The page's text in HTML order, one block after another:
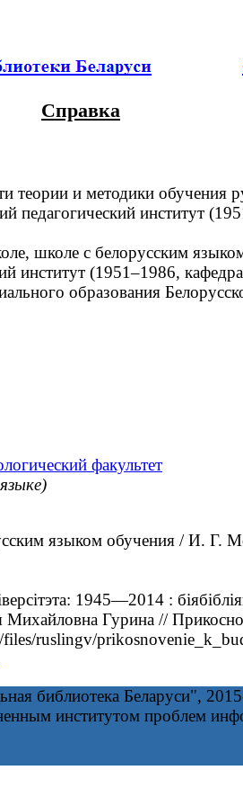
Справка
теории и методики обучения
институт
школе с белорусским
институт (1951–1986,
образования
факультет
языком обучения / И.
1945—2014 :
Михайловна Гурина //
ruslingv/
библиотека Беларуси",
институтом проблем